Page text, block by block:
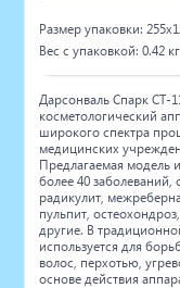
Размер упаковки:
Вес с упаковкой: 0.42 кг
Дарсонваль Спарк СТ-
косметологический
широкого спектра
медицинских
Предлагаемая модель
более 40
радикулит,
пульпит,
другие. В
используется для
волос, перхотью,
основе действия